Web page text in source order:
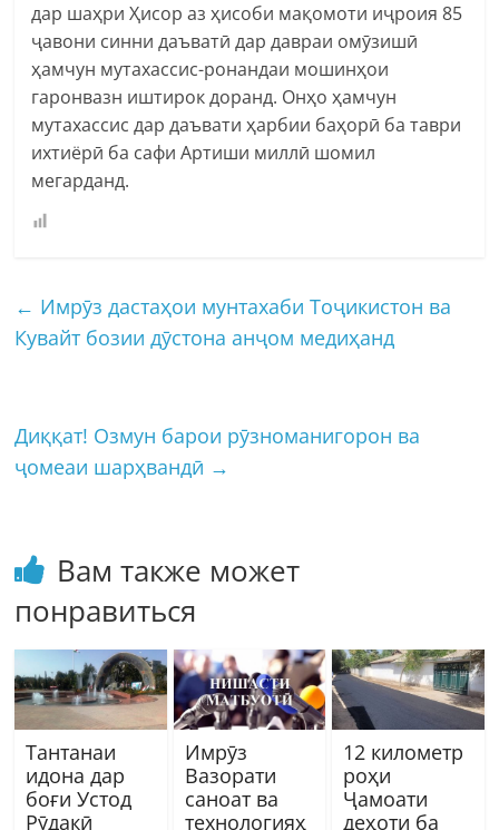
дар шаҳри Ҳисор аз ҳисоби мақомоти иҷроия 85
ҷавони синни даъватӣ дар давраи омӯзишӣ
ҳамчун мутахассис-ронандаи мошинҳои
гаронвазн иштирок доранд. Онҳо ҳамчун
мутахассис дар даъвати ҳарбии баҳорӣ ба таври
ихтиёрӣ ба сафи Артиши миллӣ шомил
мегарданд.
← Имрӯз дастаҳои мунтахаби Тоҷикистон ва
Кувайт бозии дӯстона анҷом медиҳанд
Диққат! Озмун барои рӯзноманигорон ва
ҷомеаи шарҳвандӣ →
Вам также может
понравиться
Тантанаи
идона дар
боғи Устод
Рӯдакӣ
Имрӯз
Вазорати
саноат ва
технологияҳ
12 километр
роҳи
Ҷамоати
деҳоти ба